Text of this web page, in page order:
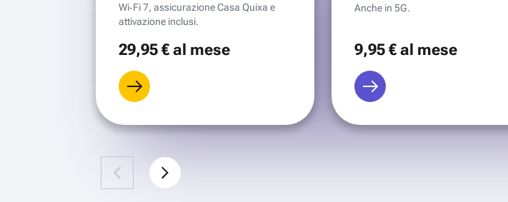
Wi‑Fi 7, assicurazione Casa Quixa e
attivazione inclusi.
29,95 €al mese
Anche in 5G.
9,95 €al mese